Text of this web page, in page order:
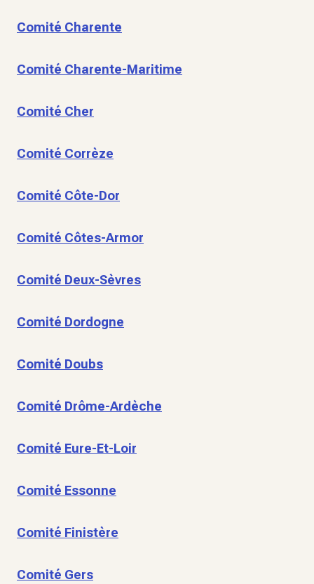
Comité Charente
Comité Charente-Maritime
Comité Cher
Comité Corrèze
Comité Côte-Dor
Comité Côtes-Armor
Comité Deux-Sèvres
Comité Dordogne
Comité Doubs
Comité Drôme-Ardèche
Comité Eure-Et-Loir
Comité Essonne
Comité Finistère
Comité Gers